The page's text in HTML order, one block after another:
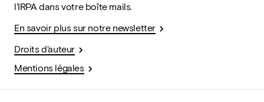
l'IRPA dans votre boîte mails.
En savoir plus sur notre newsletter
Droits d'auteur
Mentions légales